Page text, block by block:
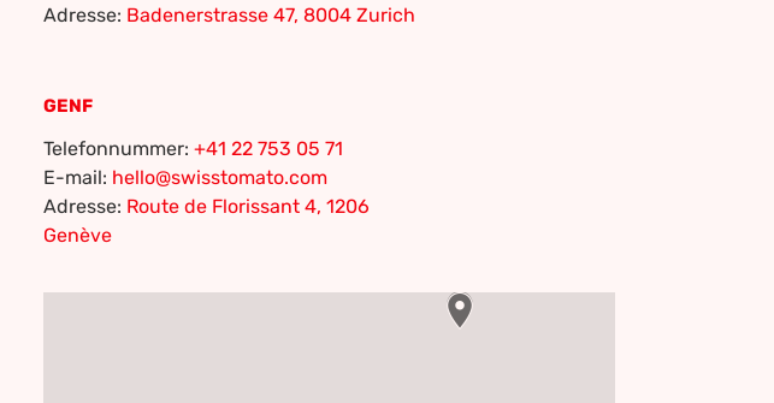
Adresse: Badenerstrasse 47, 8004 Zurich
GENF
Telefonnummer: +41 22 753 05 71
E-mail: hello@swisstomato.com
Adresse: Route de Florissant 4, 1206
Genève